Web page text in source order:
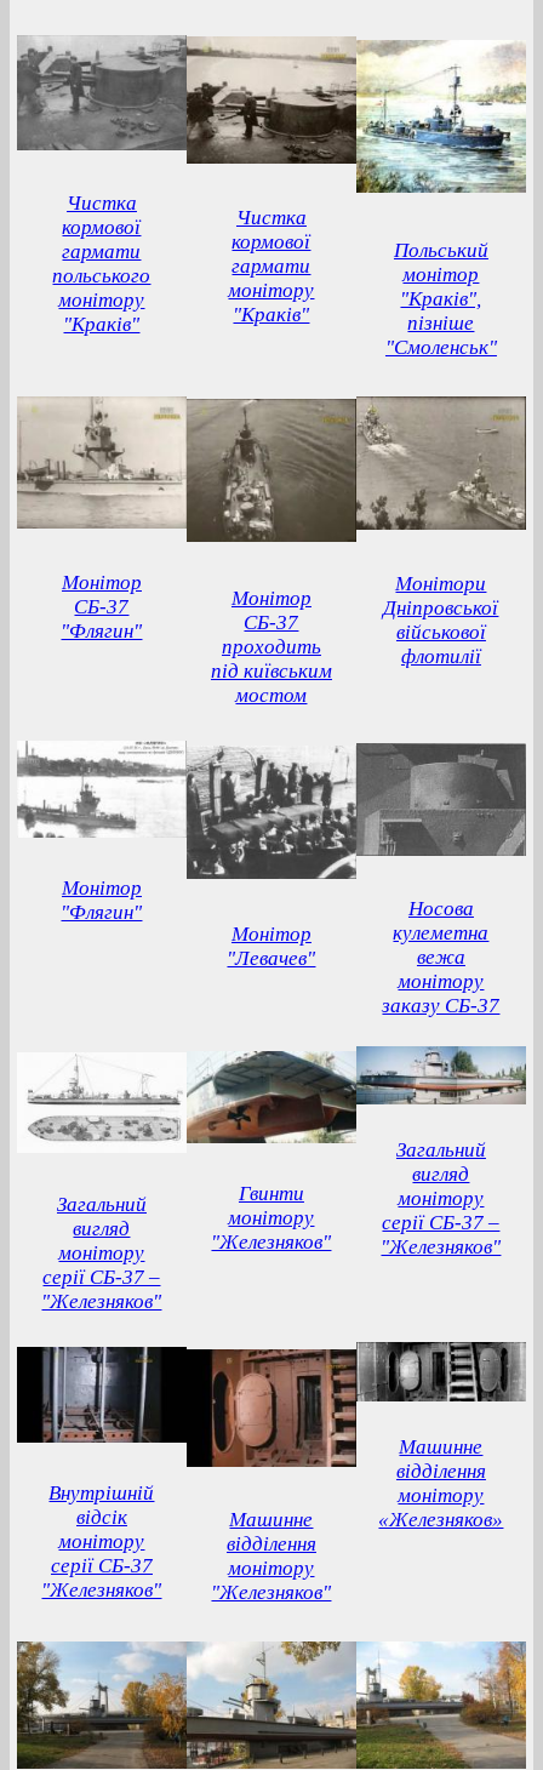
Чистка
кормової
гармати
польського
монітору
"Краків"
Чистка
кормової
гармати
монітору
"Краків"
Польський
монітор
"Краків",
пізніше
"Смоленськ"
Монітор
СБ-37
"Флягин"
Монітор
СБ-37
проходить
під київським
мостом
Монітори
Дніпровської
військової
флотилії
Монітор
"Флягин"
Монітор
"Левачев"
Носова
кулеметна
вежа
монітору
заказу СБ-37
Загальний
вигляд
монітору
серії СБ-37 –
"Железняков"
Гвинти
монітору
"Железняков"
Загальний
вигляд
монітору
серії СБ-37 –
"Железняков"
Внутрішній
відсік
монітору
серії СБ-37
"Железняков"
Машинне
відділення
монітору
"Железняков"
Машинне
відділення
монітору
«Железняков»